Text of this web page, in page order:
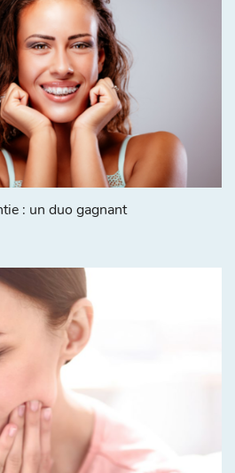
: un duo gagnant